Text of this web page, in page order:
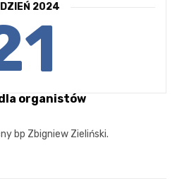
2024
organistów
bp Zbigniew Zieliński.